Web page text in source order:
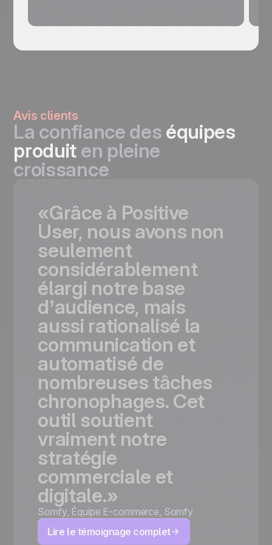
Avis clients
La confiance des équipes
produit en pleine
croissance
«Grâce à Positive
User, nous avons non
seulement
considérablement
élargi notre base
d’audience, mais
aussi rationalisé la
communication et
automatisé de
nombreuses tâches
chronophages. Cet
outil soutient
vraiment notre
stratégie
commerciale et
digitale.»
Somfy, Équipe E-commerce, Somfy
Lire le témoignage complet